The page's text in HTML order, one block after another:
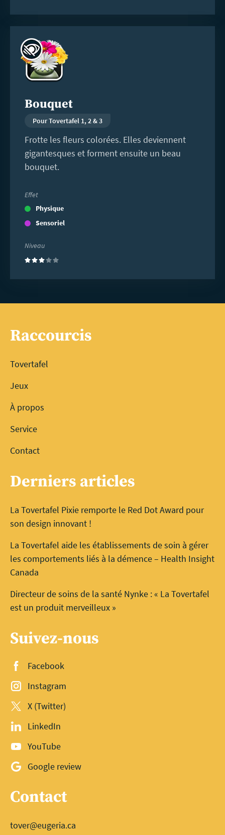
Bouquet
Pour Tovertafel 1, 2 & 3
Frotte les fleurs colorées. Elles deviennent
gigantesques et forment ensuite un beau
bouquet.
Effet
Physique
Sensoriel
Niveau
(3)
savoir
plus
Raccourcis
Tovertafel
Jeux
À propos
Service
Contact
Derniers articles
La Tovertafel Pixie remporte le Red Dot Award pour
son design innovant !
La Tovertafel aide les établissements de soin à gérer
les comportements liés à la démence – Health Insight
Canada
Directeur de soins de la santé Nynke : « La Tovertafel
est un produit merveilleux »
Suivez-nous
Facebook
Instagram
X (Twitter)
LinkedIn
YouTube
Google review
Contact
tover@eugeria.ca